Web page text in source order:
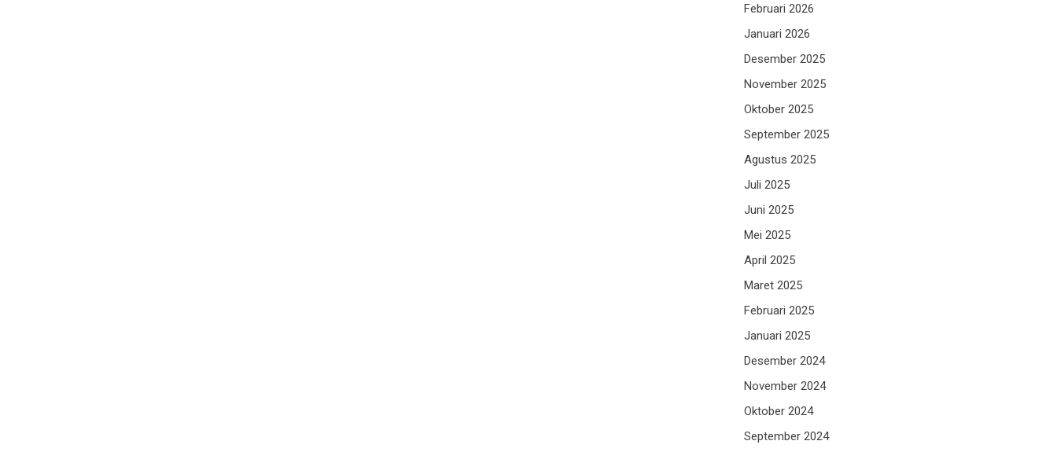
Februari 2026
Januari 2026
Desember 2025
November 2025
Oktober 2025
September 2025
Agustus 2025
Juli 2025
Juni 2025
Mei 2025
April 2025
Maret 2025
Februari 2025
Januari 2025
Desember 2024
November 2024
Oktober 2024
September 2024